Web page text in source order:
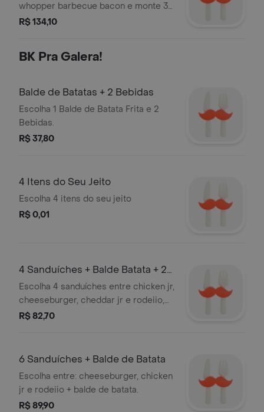
whopper barbecue bacon e monte 3
combos completos que acompanham
R$ 134,10
BK Pra Galera!
Balde de Batatas + 2 Bebidas
Escolha 1 Balde de Batata Frita e 2
Bebidas.
R$ 37,80
4 Itens do Seu Jeito
Escolha 4 itens do seu jeito
R$ 0,01
4 Sanduíches + Balde Batata + 2
Bebidas
Escolha 4 sanduíches entre chicken jr,
cheeseburger, cheddar jr e rodeiio,
acompanhe com um balde de batata
bebidas para deixar a refeição ainda
dividir e aproveitar muito sabor com
a galera
R$ 82,70
6 Sanduíches + Balde de Batata
Escolha entre: cheeseburger, chicken
jr e rodeiio + balde de batata.
R$ 89,90